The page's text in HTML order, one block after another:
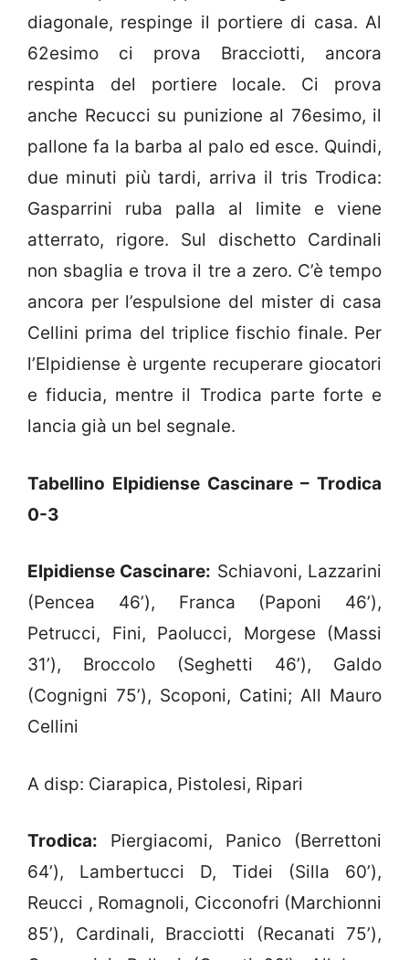
diagonale, respinge il portiere di casa. Al
62esimo ci prova Bracciotti, ancora
respinta del portiere locale. Ci prova
anche Recucci su punizione al 76esimo, il
pallone fa la barba al palo ed esce. Quindi,
due minuti più tardi, arriva il tris Trodica:
Gasparrini ruba palla al limite e viene
atterrato, rigore. Sul dischetto Cardinali
non sbaglia e trova il tre a zero. C’è tempo
ancora per l’espulsione del mister di casa
Cellini prima del triplice fischio finale. Per
l’Elpidiense è urgente recuperare giocatori
e fiducia, mentre il Trodica parte forte e
lancia già un bel segnale.
Tabellino Elpidiense Cascinare – Trodica
0-3
Elpidiense Cascinare: Schiavoni, Lazzarini
(Pencea 46’), Franca (Paponi 46’),
Petrucci, Fini, Paolucci, Morgese (Massi
31’), Broccolo (Seghetti 46’), Galdo
(Cognigni 75’), Scoponi, Catini; All Mauro
Cellini
A disp: Ciarapica, Pistolesi, Ripari
Trodica: Piergiacomi, Panico (Berrettoni
64’), Lambertucci D, Tidei (Silla 60’),
Reucci , Romagnoli, Cicconofri (Marchionni
85’), Cardinali, Bracciotti (Recanati 75’),